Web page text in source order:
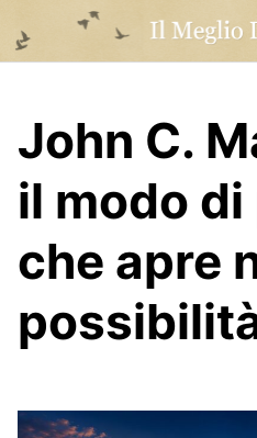
content
John C.
il modo
che apre